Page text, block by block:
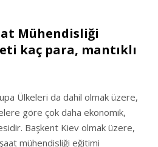
Mühendisliği
kaç para, mantıklı
Ülkeleri da dahil olmak üzere,
göre çok daha ekonomik,
Başkent Kiev olmak üzere,
mühendisliği eğitimi